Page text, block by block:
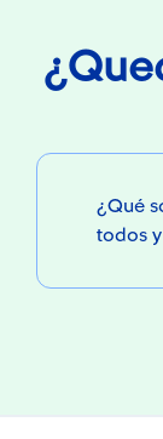
¿Qué
todos y